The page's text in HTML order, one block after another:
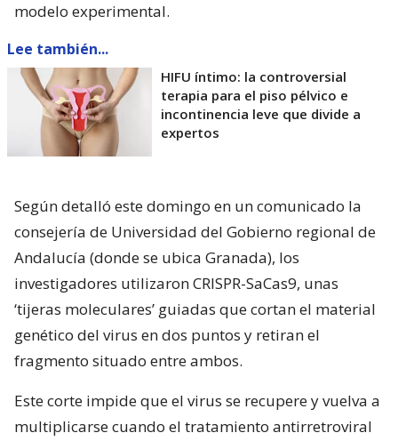
modelo experimental.
Lee también...
HIFU íntimo: la controversial
terapia para el piso pélvico e
incontinencia leve que divide a
expertos
Según detalló este domingo en un comunicado la
consejería de Universidad del Gobierno regional de
Andalucía (donde se ubica Granada), los
investigadores utilizaron CRISPR-SaCas9, unas
‘tijeras moleculares’ guiadas que cortan el material
genético del virus en dos puntos y retiran el
fragmento situado entre ambos.
Este corte impide que el virus se recupere y vuelva a
multiplicarse cuando el tratamiento antirretroviral